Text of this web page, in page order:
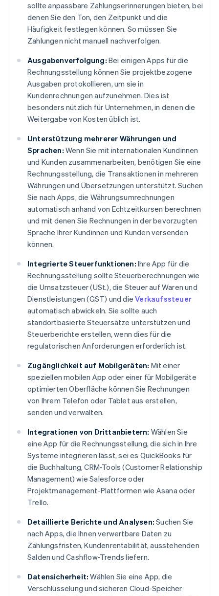
sollte anpassbare Zahlungserinnerungen bieten, bei
denen Sie den Ton, den Zeitpunkt und die
Häufigkeit festlegen können. So müssen Sie
Zahlungen nicht manuell nachverfolgen.
Ausgabenverfolgung: Bei einigen Apps für die
Rechnungsstellung können Sie projektbezogene
Ausgaben protokollieren, um sie in
Kundenrechnungen aufzunehmen. Dies ist
besonders nützlich für Unternehmen, in denen die
Weitergabe von Kosten üblich ist.
Unterstützung mehrerer Währungen und
Sprachen: Wenn Sie mit internationalen Kundinnen
und Kunden zusammenarbeiten, benötigen Sie eine
Rechnungsstellung, die Transaktionen in mehreren
Währungen und Übersetzungen unterstützt. Suchen
Sie nach Apps, die Währungsumrechnungen
automatisch anhand von Echtzeitkursen berechnen
und mit denen Sie Rechnungen in der bevorzugten
Sprache Ihrer Kundinnen und Kunden versenden
können.
Integrierte Steuerfunktionen: Ihre App für die
Rechnungsstellung sollte Steuerberechnungen wie
die Umsatzsteuer (USt.), die Steuer auf Waren und
Dienstleistungen (GST) und dieVerkaufssteuer
automatisch abwickeln. Sie sollte auch
standortbasierte Steuersätze unterstützen und
Steuerberichte erstellen, wenn dies für die
regulatorischen Anforderungen erforderlich ist.
Zugänglichkeit auf Mobilgeräten: Mit einer
speziellen mobilen App oder einer für Mobilgeräte
optimierten Oberfläche können Sie Rechnungen
von Ihrem Telefon oder Tablet aus erstellen,
senden und verwalten.
Integrationen von Drittanbietern: Wählen Sie
eine App für die Rechnungsstellung, die sich in Ihre
Systeme integrieren lässt, sei es QuickBooks für
die Buchhaltung, CRM-Tools (Customer Relationship
Management) wie Salesforce oder
Projektmanagement-Plattformen wie Asana oder
Trello.
Detaillierte Berichte und Analysen: Suchen Sie
nach Apps, die Ihnen verwertbare Daten zu
Zahlungsfristen, Kundenrentabilität, ausstehenden
Salden und Cashflow-Trends liefern.
Datensicherheit: Wählen Sie eine App, die
Verschlüsselung und sicheren Cloud-Speicher